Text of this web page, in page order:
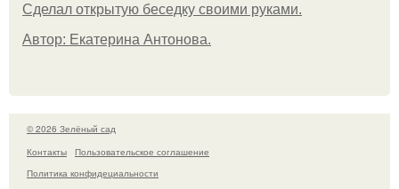
Сделал открытую беседку своими руками.
Автор: Екатерина Антонова.
© 2026 Зелёный сад
Контакты
Пользовательское соглашение
Политика конфидециальности